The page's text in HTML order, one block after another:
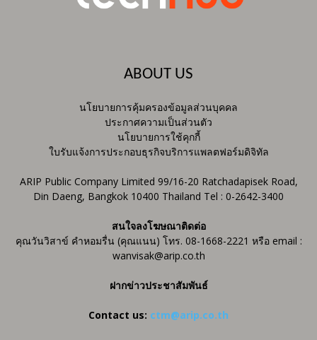
ABOUT US
นโยบายการคุ้มครองข้อมูลส่วนบุคคล
ประกาศความเป็นส่วนตัว
นโยบายการใช้คุกกี้
ใบรับแจ้งการประกอบธุรกิจบริการแพลตฟอร์มดิจิทัล
ARIP Public Company Limited 99/16-20 Ratchadapisek Road,
Din Daeng, Bangkok 10400 Thailand Tel : 0-2642-3400
สนใจลงโฆษณาติดต่อ
คุณวันวิสาข์ คำหอมรื่น (คุณแนน) โทร. 08-1668-2221 หรือ email :
wanvisak@arip.co.th
ฝากข่าวประชาสัมพันธ์
Contact us: ctm@arip.co.th